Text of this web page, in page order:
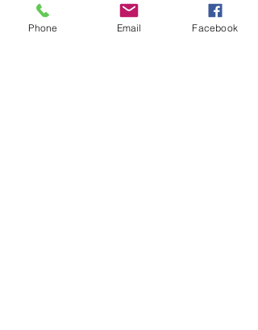
Phone Email Facebook